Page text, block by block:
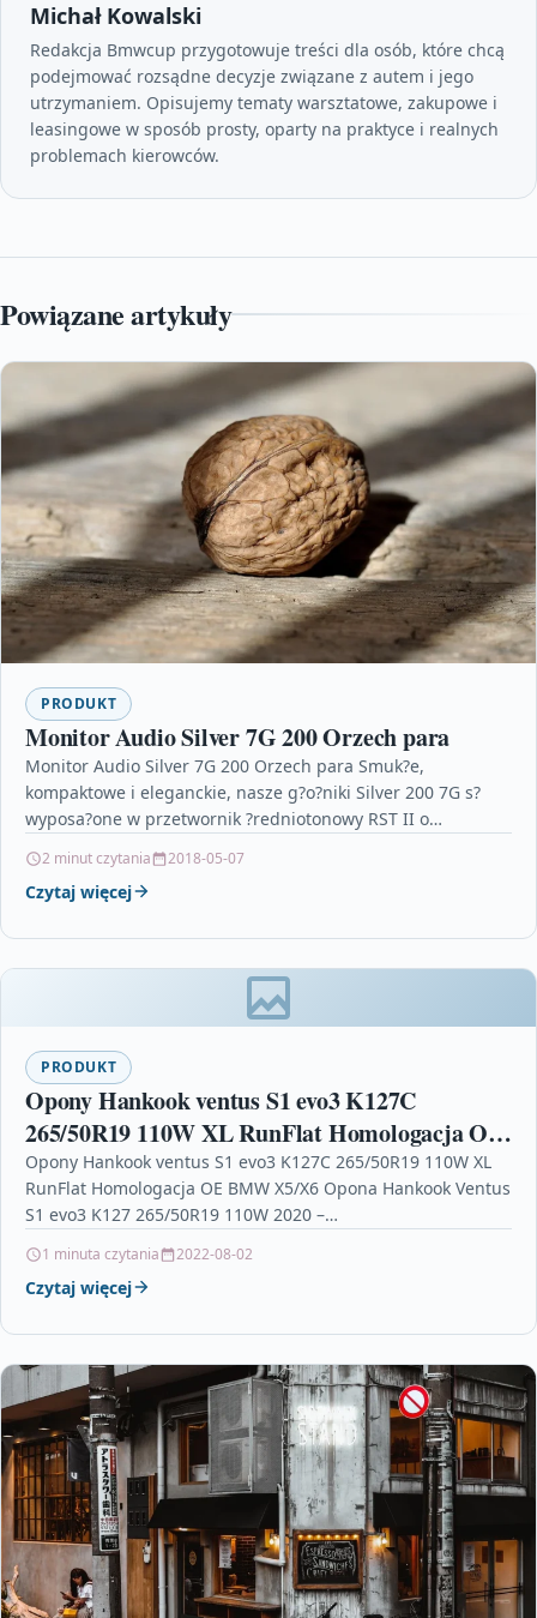
Michał Kowalski
Redakcja Bmwcup przygotowuje treści dla osób, które chcą
podejmować rozsądne decyzje związane z autem i jego
utrzymaniem. Opisujemy tematy warsztatowe, zakupowe i
leasingowe w sposób prosty, oparty na praktyce i realnych
problemach kierowców.
Powiązane artykuły
PRODUKT
Monitor Audio Silver 7G 200 Orzech para
Monitor Audio Silver 7G 200 Orzech para Smuk?e,
kompaktowe i eleganckie, nasze g?o?niki Silver 200 7G s?
wyposa?one w przetwornik ?redniotonowy RST II o…
2 minut czytania 2018-05-07
Czytaj więcej
PRODUKT
Opony Hankook ventus S1 evo3 K127C
265/50R19 110W XL RunFlat Homologacja OE
BMW X5/X6
Opony Hankook ventus S1 evo3 K127C 265/50R19 110W XL
RunFlat Homologacja OE BMW X5/X6 Opona Hankook Ventus
S1 evo3 K127 265/50R19 110W 2020 –…
1 minuta czytania 2022-08-02
Czytaj więcej